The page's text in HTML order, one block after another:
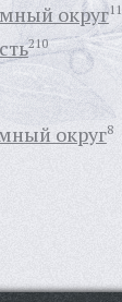
округ11
210
округ8